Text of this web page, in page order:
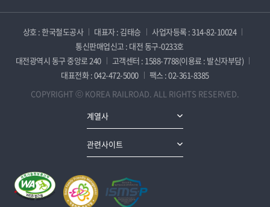
상호 : 한국철도공사 대표자 : 김태승
사업자등록 : 314-82-10024
통신판매업신고 : 대전 동구-0233호
대전광역시 동구 중앙로 240
고객센터 : 1588-7788(이용료 : 발신자부담)
대표전화 : 042-472-5000
팩스 : 02-361-8385
COPYRIGHT ⓒ KOREA RAILROAD. ALL RIGHTS RESERVED.
계열사
관련사이트